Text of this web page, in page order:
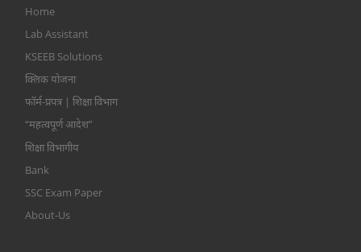
Home
Lab Assistant
KSEEB Solutions
क्लिक योजना
फॉर्म-प्रपत्र | शिक्षा विभाग
“महत्वपूर्ण आदेश”
शिक्षा विभागीय
Bank
SSC Exam Paper
About-Us